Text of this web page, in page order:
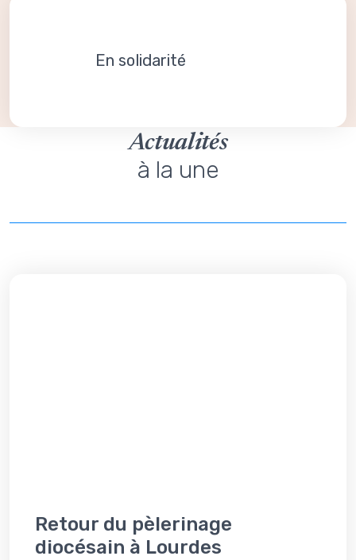
En solidarité
Actualités
à la une
Retour du pèlerinage
diocésain à Lourdes